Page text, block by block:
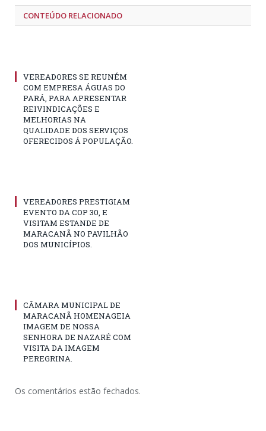
CONTEÚDO RELACIONADO
VEREADORES SE REUNÉM
COM EMPRESA ÁGUAS DO
PARÁ, PARA APRESENTAR
REIVINDICAÇÕES E
MELHORIAS NA
QUALIDADE DOS SERVIÇOS
OFERECIDOS Á POPULAÇÃO.
VEREADORES PRESTIGIAM
EVENTO DA COP 30, E
VISITAM ESTANDE DE
MARACANÃ NO PAVILHÃO
DOS MUNICÍPIOS.
CÂMARA MUNICIPAL DE
MARACANÃ HOMENAGEIA
IMAGEM DE NOSSA
SENHORA DE NAZARÉ COM
VISITA DA IMAGEM
PEREGRINA.
Os comentários estão fechados.